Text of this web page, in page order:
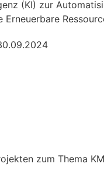
(KI) zur
zum Thema